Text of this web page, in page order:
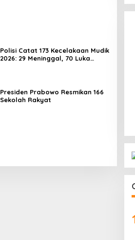
Polisi Catat 173 Kecelakaan Mudik
2026: 29 Meninggal, 70 Luka
Presiden Prabowo Resmikan 166
Sekolah Rakyat